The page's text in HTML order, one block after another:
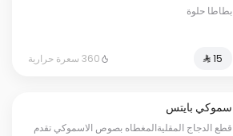
بطاطا حلوة
360 سعرة حرارية
سموكي بايتس
قطع الدجاج المقليةالمغطاه بصوص الاسموكي تقدم